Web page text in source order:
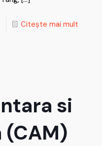
Citește mai mult
si